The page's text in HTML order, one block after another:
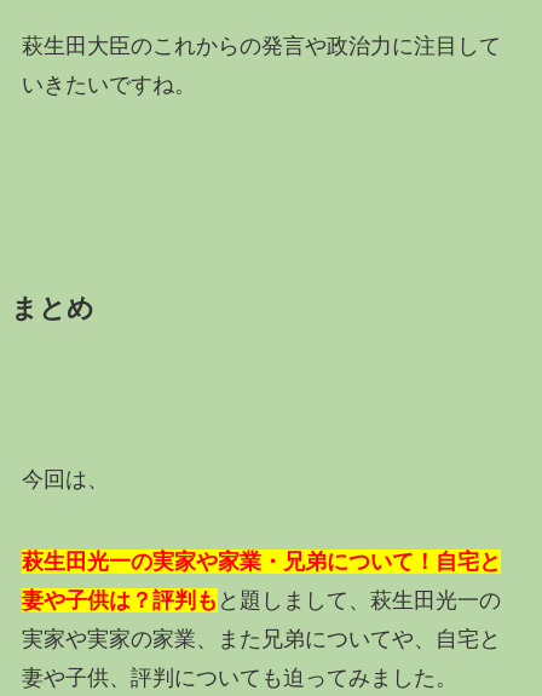
萩生田大臣のこれからの発言や政治力に注目して
いきたいですね。
まとめ
今回は、
萩生田光一の実家や家業・兄弟について！自宅と
妻や子供は？評判も と題しまして、萩生田光一の
実家や実家の家業、また兄弟についてや、自宅と
妻や子供、評判についても迫ってみました。